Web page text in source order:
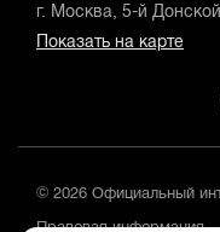
г. Москва, 5-й
Показать на карте
© 2026 Официальный
Правовая информация